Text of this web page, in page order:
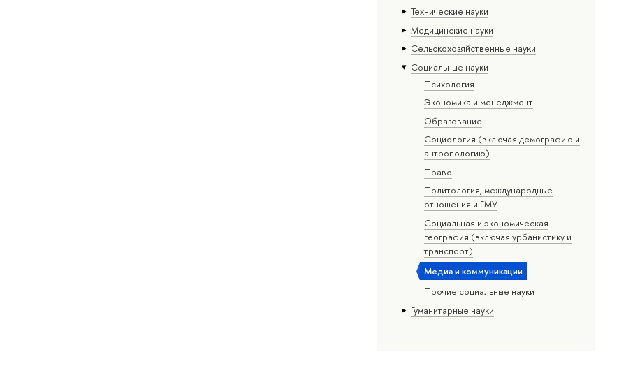
Тех­ничес­кие науки
Медицинские науки
Сельскохозяйственные науки
Социальные науки
Психология
Экономика и менеджмент
Образование
Социология (включая демографию и
антропологию)
Право
Политология, международные
отношения и ГМУ
Социальная и экономическая
география (включая урбанистику и
транспорт)
Медиа и коммуникации
Прочие социальные науки
Гуманитарные науки